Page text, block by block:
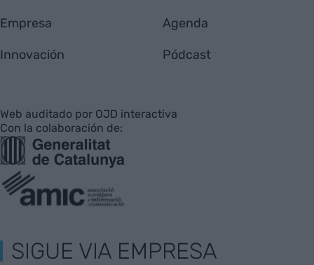
Empresa
Innovación
Agenda
Pódcast
Web auditado por OJD interactiva
Con la colaboración de:
SIGUE VIA EMPRESA